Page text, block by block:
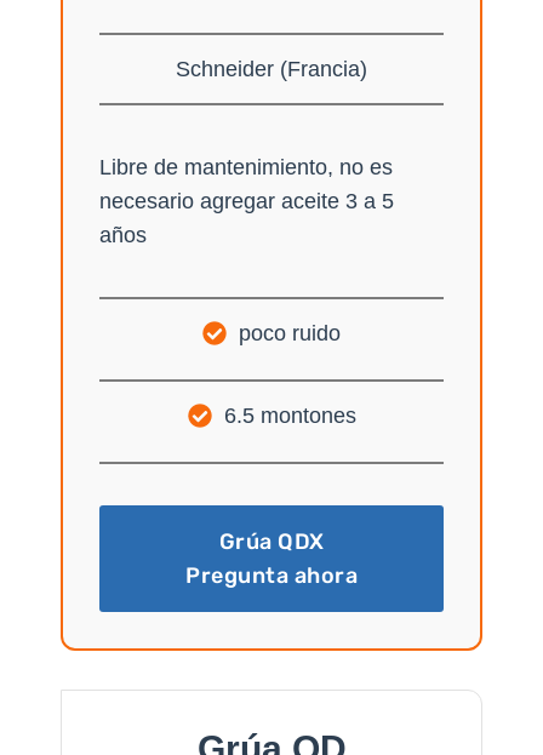
Schneider (Francia)
Libre de mantenimiento, no es
necesario agregar aceite 3 a 5
años
poco ruido
6.5 montones
Grúa QDX
Pregunta ahora